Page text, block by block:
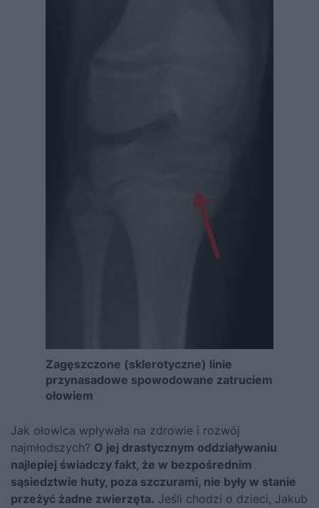
Zagęszczone (sklerotyczne) linie
przynasadowe spowodowane zatruciem
ołowiem
Jak ołowica wpływała na zdrowie i rozwój
najmłodszych? O jej drastycznym oddziaływaniu
najlepiej świadczy fakt, że w bezpośrednim
sąsiedztwie huty, poza szczurami, nie były w stanie
przeżyć żadne zwierzęta. Jeśli chodzi o dzieci, Jakub